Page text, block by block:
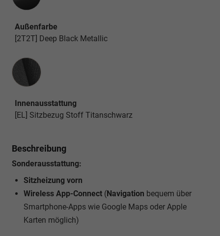
Außenfarbe
[2T2T] Deep Black Metallic
Innenausstattung
Innenausstattung
[EL] Sitzbezug Stoff Titanschwarz
Beschreibung
Sonderausstattung:
Sitzheizung vorn
Wireless App-Connect (Navigation bequem über
Smartphone-Apps wie Google Maps oder Apple
Karten möglich)